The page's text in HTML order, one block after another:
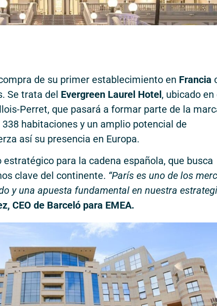
de su primer establecimiento en Francia
Se trata del Evergreen Laurel Hotel, ubicado en
Perret, que pasará a formar parte de la
habitaciones y un amplio potencial de
así su presencia en Europa.
para la cadena española, que busca
clave del continente. “París es uno de los
y una apuesta fundamental en nuestra
CEO de Barceló para EMEA.